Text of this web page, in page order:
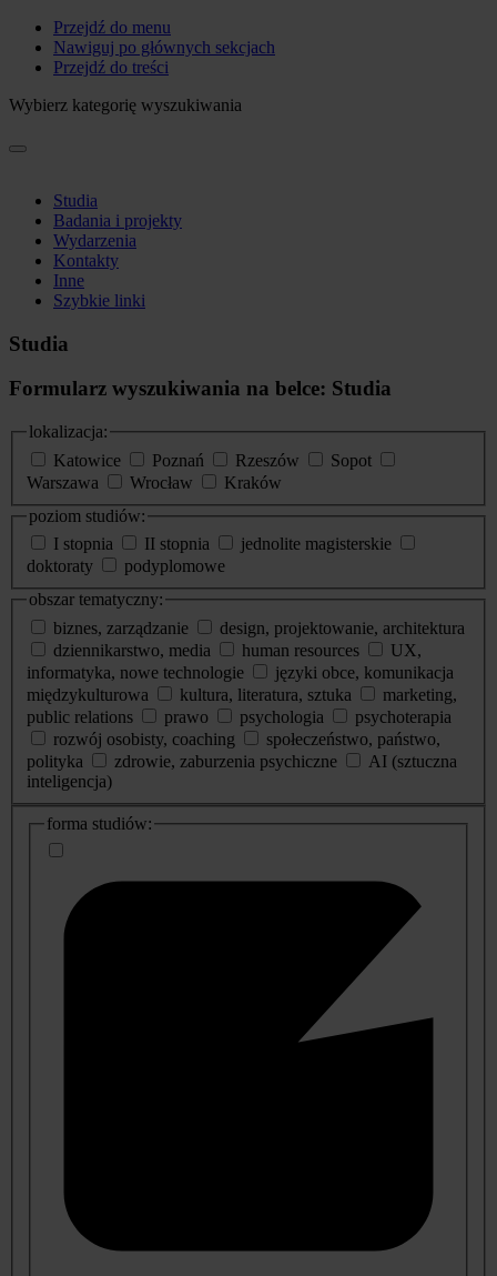
Przejdź do menu
Nawiguj po głównych sekcjach
Przejdź do treści
Wybierz kategorię wyszukiwania
Studia
Badania i projekty
Wydarzenia
Kontakty
Inne
Szybkie linki
Studia
Formularz wyszukiwania na belce: Studia
lokalizacja:
Katowice
Poznań Rzeszów
Sopot
Warszawa
Wrocław
Kraków
poziom studiów:
I stopnia
II stopnia
jednolite magisterskie
doktoraty
podyplomowe
obszar tematyczny:
biznes, zarządzanie
design, projektowanie, architektura
dziennikarstwo, media
human resources
UX,
informatyka, nowe technologie
języki obce, komunikacja
międzykulturowa
kultura, literatura, sztuka
marketing,
public relations
prawo psychologia
psychoterapia
rozwój osobisty, coaching
społeczeństwo, państwo,
polityka
zdrowie, zaburzenia psychiczne
AI (sztuczna
inteligencja)
dodatkowe
informacje
forma studiów: